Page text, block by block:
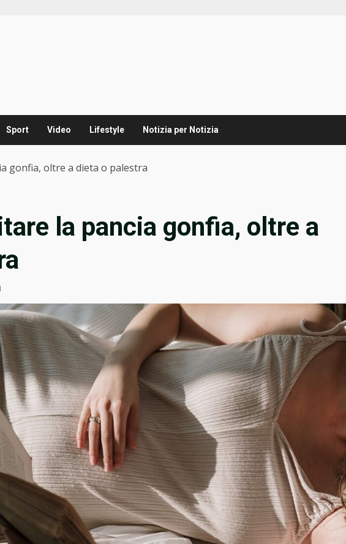
Sport Video Lifestyle Notizia per Notizia
gonfia, oltre a dieta o palestra
la pancia gonfia, oltre a